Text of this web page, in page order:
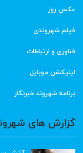
عکس روز
فیلم شهروندی
فناوری و ارتباطات
اپلیکشن موبایل
برنامه شهروند خبرنگار
گزارش های